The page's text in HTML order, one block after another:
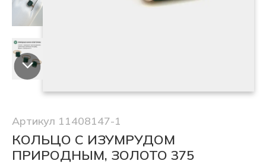
Артикул 11408147-1
КОЛЬЦО С ИЗУМРУДОМ
ПРИРОДНЫМ, ЗОЛОТО 375